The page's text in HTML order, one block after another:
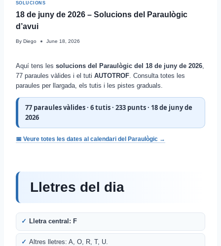
SOLUCIONS
18 de juny de 2026 – Solucions del Paraulògic
d’avui
By Diego June 18, 2026
Aquí tens les solucions del Paraulògic del 18 de juny de 2026
77 paraules vàlides i el tuti AUTOTROF . Consulta totes les
paraules per llargada, els tutis i les pistes graduals.
77 paraules vàlides · 6 tutis · 233 punts · 18 de juny de
2026
📅 Veure totes les dates al calendari del Paraulògic →
Lletres del dia
Lletra central: F
Altres lletres: A, O, R, T, U.